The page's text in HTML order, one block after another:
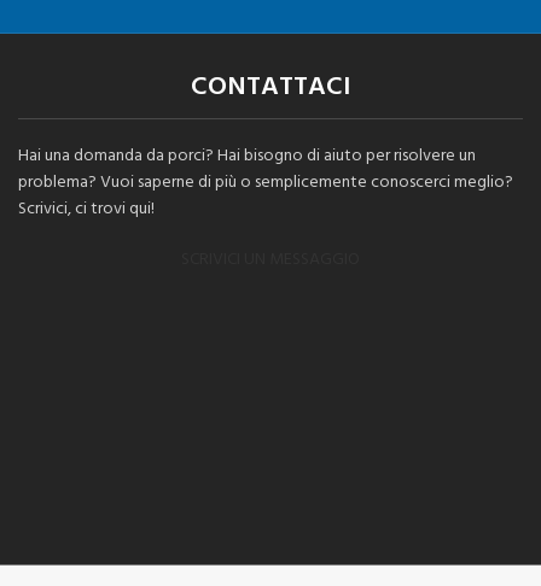
CONTATTACI
Hai una domanda da porci? Hai bisogno di aiuto per risolvere un
problema? Vuoi saperne di più o semplicemente conoscerci meglio?
Scrivici, ci trovi qui!